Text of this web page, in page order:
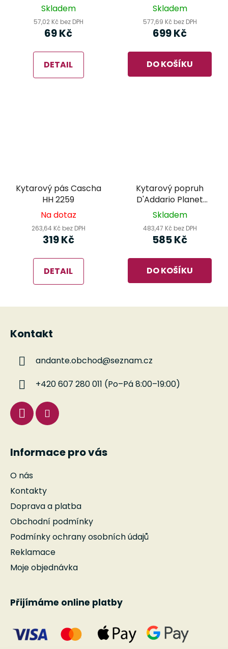
Skladem
57,02 Kč bez DPH
69 Kč
DETAIL
Skladem
577,69 Kč bez DPH
699 Kč
DO KOŠÍKU
Kytarový pás Cascha
HH 2259
Na dotaz
263,64 Kč bez DPH
319 Kč
DETAIL
Kytarový popruh
D'Addario Planet
Waves 50PCLV03
Skladem
483,47 Kč bez DPH
585 Kč
DO KOŠÍKU
Kontakt
andante.obchod@seznam.cz
+420 607 280 011 (Po–Pá 8:00–19:00)
Informace pro vás
O nás
Kontakty
Doprava a platba
Obchodní podmínky
Podmínky ochrany osobních údajů
Reklamace
Moje objednávka
Přijímáme online platby